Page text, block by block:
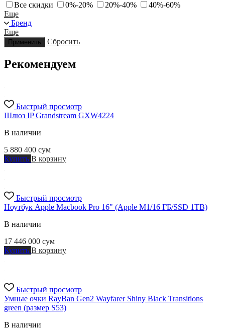
Все скидки
0%-20% 20%-40%
40%-60%
Еще
Бренд
Еще
Применить Сбросить
Рекомендуем
Быстрый просмотр
Шлюз IP Grandstream GXW4224
В наличии
5 880 400 сум
Купить В корзину
Быстрый просмотр
Ноутбук Apple Macbook Pro 16" (Apple M1/16 ГБ/SSD 1TB)
В наличии
17 446 000 сум
Купить В корзину
Быстрый просмотр
Умные очки RayBan Gen2 Wayfarer Shiny Black Transitions
green (размер S53)
В наличии